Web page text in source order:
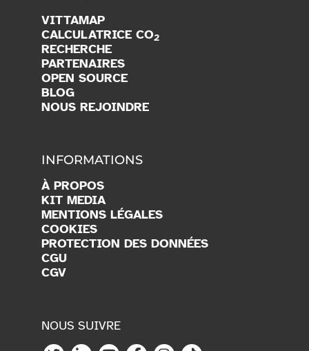
VITTAMAP
CALCULATRICE CO2
RECHERCHE
PARTENAIRES
OPEN SOURCE
BLOG
NOUS REJOINDRE
INFORMATIONS
À PROPOS
KIT MEDIA
MENTIONS LÉGALES
COOKIES
PROTECTION DES DONNÉES
CGU
CGV
NOUS SUIVRE